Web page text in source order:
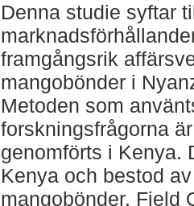
Denna studie syftar
framgångsrik
mangobönder i
Metoden som
forskningsfrågorna
genomförts i Kenya.
Kenya och bestod
mangobönder, Field